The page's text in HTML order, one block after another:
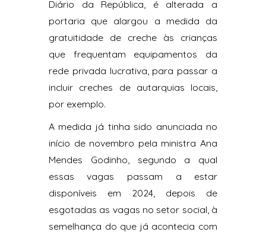
Diário da República, é alterada a
portaria que alargou a medida da
gratuitidade de creche às crianças
que frequentam equipamentos da
rede privada lucrativa, para passar a
incluir creches de autarquias locais,
por exemplo.
A medida já tinha sido anunciada no
início de novembro pela ministra Ana
Mendes Godinho, segundo a qual
essas vagas passam a estar
disponíveis em 2024, depois de
esgotadas as vagas no setor social, à
semelhança do que já acontecia com